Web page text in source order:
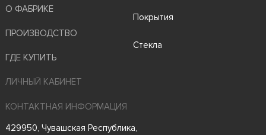
О ФАБРИКЕ
ПРОИЗВОДСТВО
ГДЕ КУПИТЬ
Покрытия
Стекла
ЛИЧНЫЙ КАБИНЕТ
КОНТАКТНАЯ ИНФОРМАЦИЯ
429950, Чувашская Республика,